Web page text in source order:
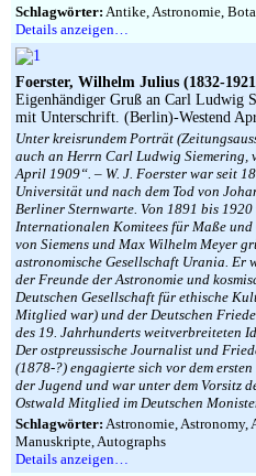
Schlagwörter: Antike, Astronomie,
Details anzeigen…
Foerster, Wilhelm Julius (1832-
Eigenhändiger Gruß an Carl Ludwig
mit Unterschrift. (Berlin)-Westend
Unter kreisrundem Porträt
auch an Herrn Carl Ludwig Siemering,
April 1909“. – W. J. Foerster war seit
Universität und nach dem Tod von
Berliner Sternwarte. Von 1891 bis
Internationalen Komitees für Maße und
von Siemens und Max Wilhelm Meyer
astronomische Gesellschaft Urania. Er
der Freunde der Astronomie und
Deutschen Gesellschaft für ethische
Mitglied war) und der Deutschen
des 19. Jahrhunderts weitverbreiteten
Der ostpreussische Journalist und
(1878-?) engagierte sich vor dem
der Jugend und war unter dem Vorsitz
Ostwald Mitglied im Deutschen
Schlagwörter: Astronomie, Astronomy,
Manuskripte, Autographs
Details anzeigen…